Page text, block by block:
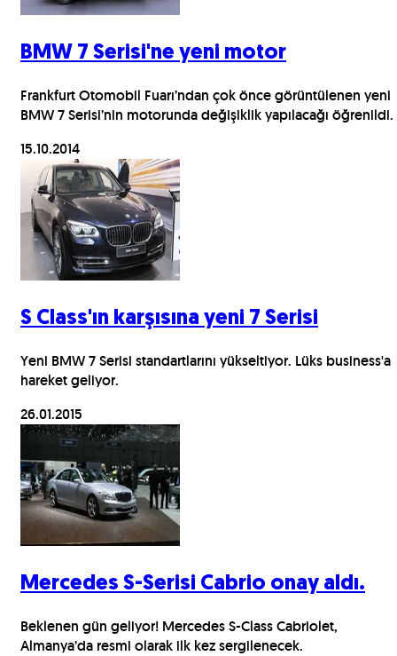
BMW 7 Serisi'ne yeni motor
Frankfurt Otomobil Fuarı’ndan çok önce görüntülenen yeni
BMW 7 Serisi’nin motorunda değişiklik yapılacağı öğrenildi.
15.10.2014
S Class'ın karşısına yeni 7 Serisi
Yeni BMW 7 Serisi standartlarını yükseltiyor. Lüks business'a
hareket geliyor.
26.01.2015
Mercedes S-Serisi Cabrio onay aldı.
Beklenen gün geliyor! Mercedes S-Class Cabriolet,
Almanya’da resmi olarak ilk kez sergilenecek.